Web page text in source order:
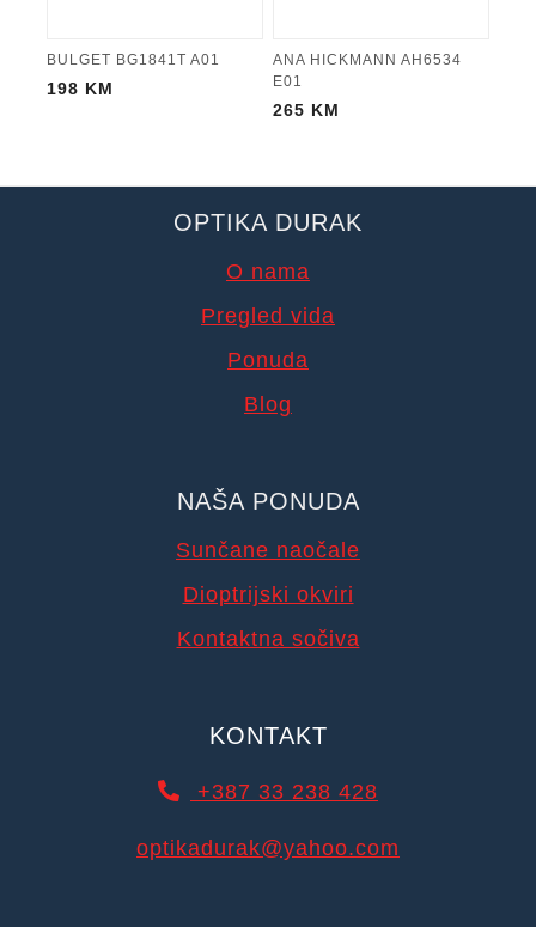
BULGET BG1841T A01
198 KM
ANA HICKMANN AH6534
E01
265 KM
OPTIKA DURAK
O nama
Pregled vida
Ponuda
Blog
NAŠA PONUDA
Sunčane naočale
Dioptrijski okviri
Kontaktna sočiva
KONTAKT
+387 33 238 428
optikadurak@yahoo.com